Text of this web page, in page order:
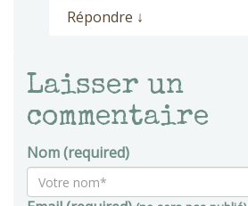
Répondre ↓
Laisser un
commentaire
Nom (required)